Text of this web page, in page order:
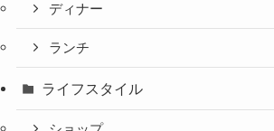
ディナー
ランチ
ライフスタイル